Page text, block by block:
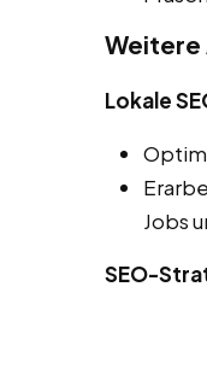
Weitere
Lokale
Jobs
SEO-